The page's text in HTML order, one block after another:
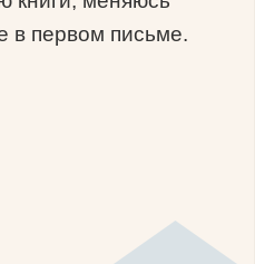
в первом письме.